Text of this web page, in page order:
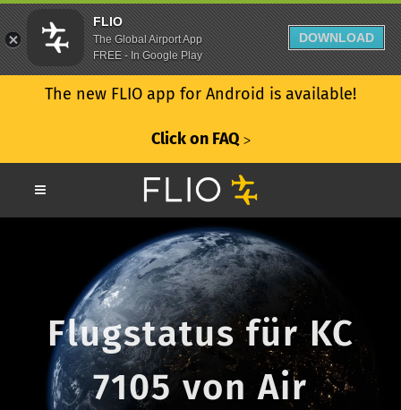
The new FLIO app for Android is available!
Click on FAQ ᐳ
Flugstatus für KC
7105 von Air
FLIO
The Global Airport App
FREE - In Google Play
DOWNLOAD